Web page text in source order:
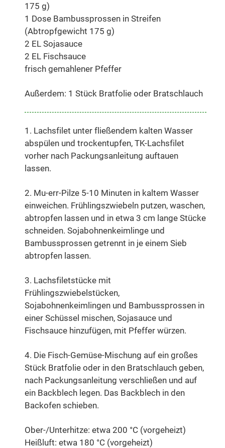
175 g)
1 Dose Bambussprossen in Streifen
(Abtropfgewicht 175 g)
2 EL Sojasauce
2 EL Fischsauce
frisch gemahlener Pfeffer
Außerdem: 1 Stück Bratfolie oder Bratschlauch
1. Lachsfilet unter fließendem kalten Wasser
abspülen und trockentupfen, TK-Lachsfilet
vorher nach Packungsanleitung auftauen
lassen.
2. Mu-err-Pilze 5-10 Minuten in kaltem Wasser
einweichen. Frühlingszwiebeln putzen, waschen,
abtropfen lassen und in etwa 3 cm lange Stücke
schneiden. Sojabohnenkeimlinge und
Bambussprossen getrennt in je einem Sieb
abtropfen lassen.
3. Lachsfiletstücke mit
Frühlingszwiebelstücken,
Sojabohnenkeimlingen und Bambussprossen in
einer Schüssel mischen, Sojasauce und
Fischsauce hinzufügen, mit Pfeffer würzen.
4. Die Fisch-Gemüse-Mischung auf ein großes
Stück Bratfolie oder in den Bratschlauch geben,
nach Packungsanleitung verschließen und auf
ein Backblech legen. Das Backblech in den
Backofen schieben.
Ober-/Unterhitze: etwa 200 °C (vorgeheizt)
Heißluft: etwa 180 °C (vorgeheizt)